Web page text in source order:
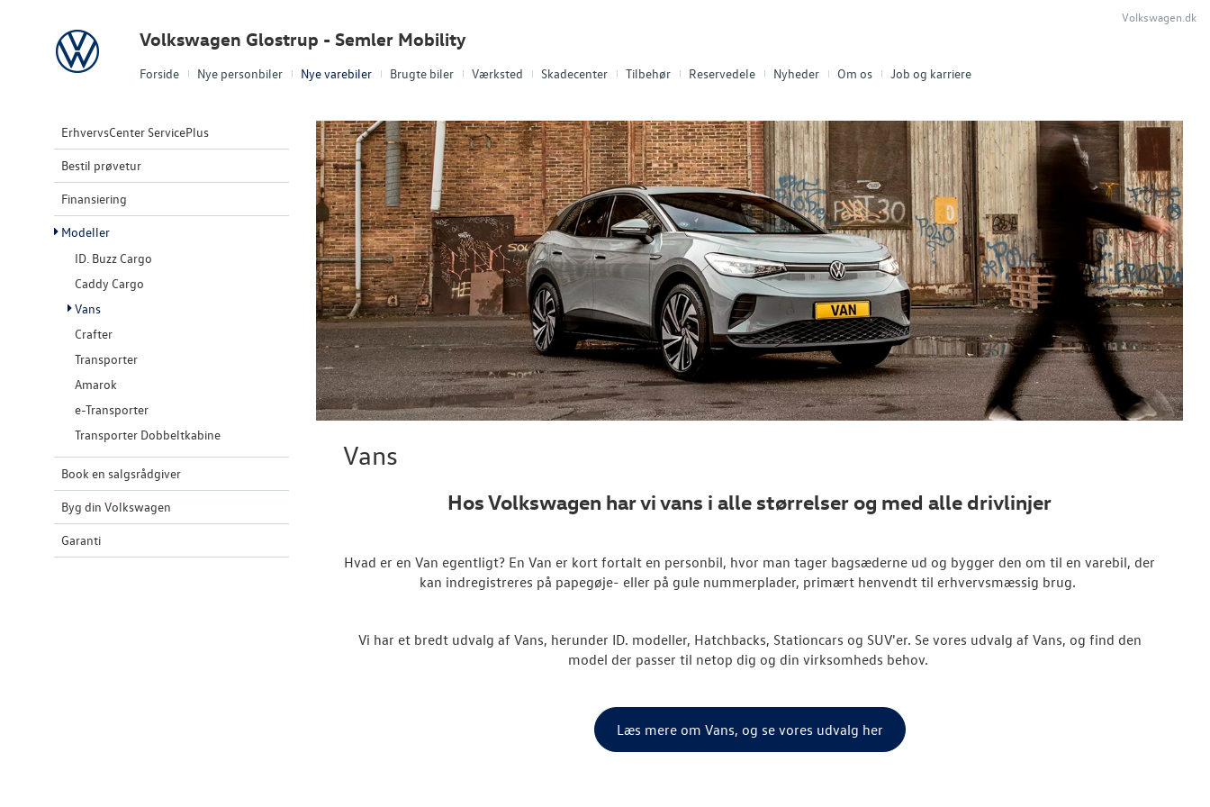
Forside Nye personbiler Nye varebiler Brugte biler Værksted Skadecenter Tilbehør Reservedele Nyheder Om os Job og karriere
Volkswagen Volkswagen Glostrup - Semler Mobility
Volkswagen.dk
ErhvervsCenter ServicePlus
Bestil prøvetur
Finansiering
Modeller
ID. Buzz Cargo
Caddy Cargo
Vans
Crafter
Transporter
Amarok
e-Transporter
Transporter Dobbeltkabine
Book en salgsrådgiver
Byg din Volkswagen
Garanti
Vans
Hos Volkswagen har vi vans i alle størrelser og med alle drivlinjer
Hvad er en Van egentligt? En Van er kort fortalt en personbil, hvor man tager bagsæderne ud og bygger den om til en varebil, der
kan indregistreres på papegøje- eller på gule nummerplader, primært henvendt til erhvervsmæssig brug.
Vi har et bredt udvalg af Vans, herunder ID. modeller, Hatchbacks, Stationcars og SUV'er. Se vores udvalg af Vans, og find den
model der passer til netop dig og din virksomheds behov.
Læs mere om Vans, og se vores udvalg her